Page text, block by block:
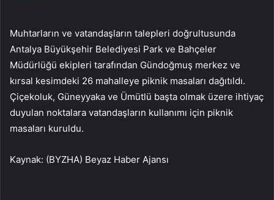
Muhtarların ve vatandaşların talepleri doğrultusunda
Antalya Büyükşehir Belediyesi Park ve Bahçeler
Müdürlüğü ekipleri tarafından Gündoğmuş merkez ve
kırsal kesimdeki 26 mahalleye piknik masaları dağıtıldı.
Çiçekoluk, Güneyyaka ve Ümütlü başta olmak üzere ihtiyaç
duyulan noktalara vatandaşların kullanımı için piknik
masaları kuruldu.
Kaynak: (BYZHA) Beyaz Haber Ajansı